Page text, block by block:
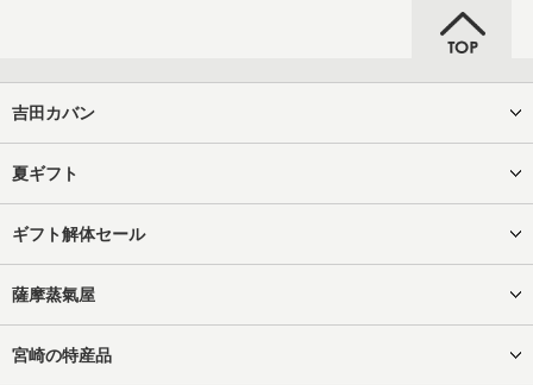
吉田カバン
夏ギフト
ギフト解体セール
薩摩蒸氣屋
宮崎の特産品